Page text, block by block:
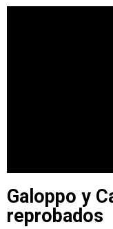
Galoppo y
reprobados